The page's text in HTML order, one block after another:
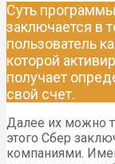
Суть
заключается в
пользователь
которой
получает
свой счет.
Далее их можно
этого Сбер
компаниями.